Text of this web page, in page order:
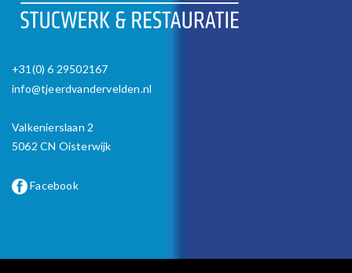
+31(0) 6 29502167
info@tjeerdvandervelden.nl
Valkenierslaan 2
5062 CN Oisterwijk
Facebook